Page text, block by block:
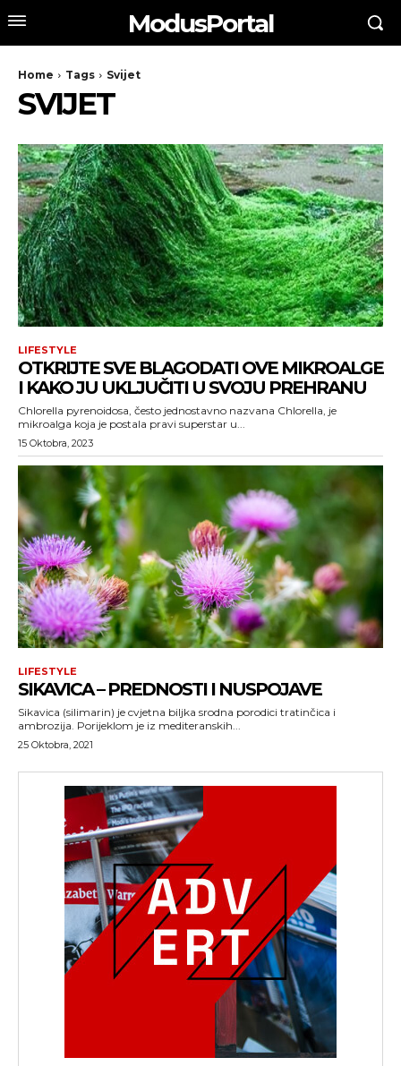
ModusPortal
Home Tags Svijet
SVIJET
LIFESTYLE
OTKRIJTE SVE BLAGODATI OVE MIKROALGE
I KAKO JU UKLJUČITI U SVOJU PREHRANU
Chlorella pyrenoidosa, često jednostavno nazvana Chlorella, je
mikroalga koja je postala pravi superstar u...
15 Oktobra, 2023
LIFESTYLE
SIKAVICA – PREDNOSTI I NUSPOJAVE
Sikavica (silimarin) je cvjetna biljka srodna porodici tratinčica i
ambrozija. Porijeklom je iz mediteranskih...
25 Oktobra, 2021